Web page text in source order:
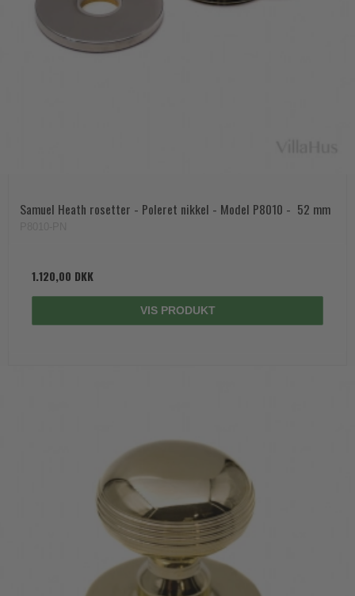
Samuel Heath rosetter - Poleret nikkel - Model P8010 -  52 mm
1.120,00 DKK
VIS PRODUKT